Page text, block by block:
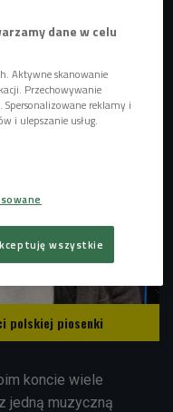
polskiej piosenki
koncie wiele
jedną muzyczną
dane w celu
Aktywne skanowanie
Przechowywanie
reklamy i
i ulepszanie usług.
wszystkie